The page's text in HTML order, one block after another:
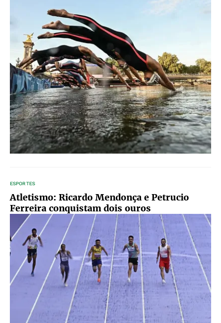
ESPORTES
Atletismo: Ricardo Mendonça e Petrucio
Ferreira conquistam dois ouros